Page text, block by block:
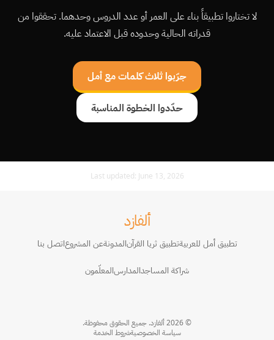
لا تختاروا تطبيقاً بناء على العمر أو عدد الدروس وحدهما. تحققوا من
قدراته الحالية وحدوده قبل الاعتماد عليه.
جرّبوا ثلاث كلمات مع أمل
حدّدوا الخطوة المناسبة
Last updated: June 13, 2026
ألفازد
تطبيق أمل للعربيةتطبيق ثريا القرآنالمدونةعن المشروعاتصل بنا
شراكة المساجدالمدارسالمعلّمون
© 2026 ألفازد. جميع الحقوق محفوظة.
سياسة الخصوصيةشروط الخدمة